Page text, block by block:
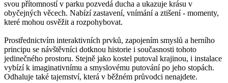
svou přítomností v parku pozvedá ducha a ukazuje krásu v
obyčejných věcech. Nabízí zastavení, vnímání a ztišení - momenty,
které mohou osvěžit a rozpohybovat.
Prostřednictvím interaktivních prvků, zapojením smyslů a herního
principu se návštěvníci dotknou historie i současnosti tohoto
jedinečného prostoru. Stejně jako kostel putoval krajinou, i instalace
vybízí k imaginativnímu a smyslovému putování po jeho stopách.
Odhaluje také tajemství, která v běžném průvodci nenajdete.